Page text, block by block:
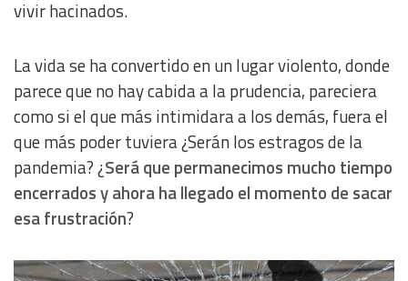
vivir hacinados.
La vida se ha convertido en un lugar violento, donde
parece que no hay cabida a la prudencia, pareciera
como si el que más intimidara a los demás, fuera el
que más poder tuviera ¿Serán los estragos de la
pandemia? ¿Será que permanecimos mucho tiempo
encerrados y ahora ha llegado el momento de sacar
esa frustración?